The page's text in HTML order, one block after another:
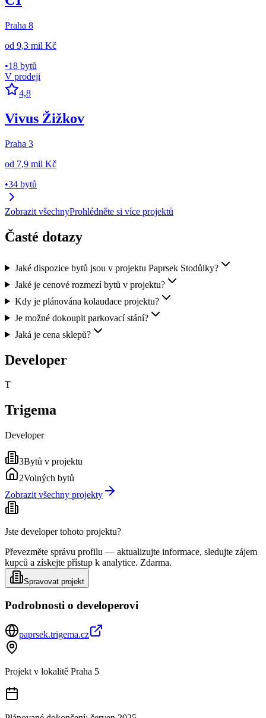
Praha 8
od 9,3 mil Kč
•18 bytů
V prodeji
4,8
Vivus Žižkov
Praha 3
od 7,9 mil Kč
•34 bytů
Zobrazit všechnyProhlédněte si více projektů
Časté dotazy
Jaké dispozice bytů jsou v projektu Paprsek Stodůlky?
Jaké je cenové rozmezí bytů v projektu?
Kdy je plánována kolaudace projektu?
Je možné dokoupit parkovací stání?
Jaká je cena sklepů?
Developer
T
Trigema
Developer
3Bytů v projektu
2Volných bytů
Zobrazit všechny projekty
Jste developer tohoto projektu?
Převezměte správu profilu — aktualizujte informace, sledujte zájem
kupců a získejte přístup k analytice. Zdarma.
Spravovat projekt
Podrobnosti o developerovi
paprsek.trigema.cz
Projekt v lokalitě Praha 5